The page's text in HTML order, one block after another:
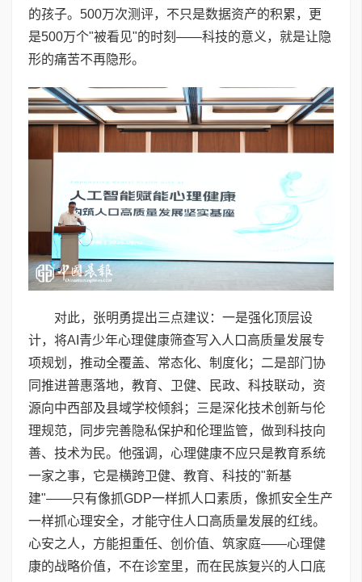
的孩子。500万次测评，不只是数据资产的积累，更
是500万个"被看见"的时刻——科技的意义，就是让隐
形的痛苦不再隐形。
对此，张明勇提出三点建议：一是强化顶层设
计，将AI青少年心理健康筛查写入人口高质量发展专
项规划，推动全覆盖、常态化、制度化；二是部门协
同推进普惠落地，教育、卫健、民政、科技联动，资
源向中西部及县域学校倾斜；三是深化技术创新与伦
理规范，同步完善隐私保护和伦理监管，做到科技向
善、技术为民。他强调，心理健康不应只是教育系统
一家之事，它是横跨卫健、教育、科技的"新基
建"——只有像抓GDP一样抓人口素质，像抓安全生产
一样抓心理安全，才能守住人口高质量发展的红线。
心安之人，方能担重任、创价值、筑家庭——心理健
康的战略价值，不在诊室里，而在民族复兴的人口底